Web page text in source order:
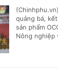
quảng bá,
sản phẩm
Nông nghiệp